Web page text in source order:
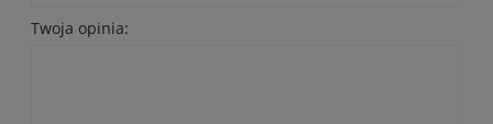
Twoja opinia: